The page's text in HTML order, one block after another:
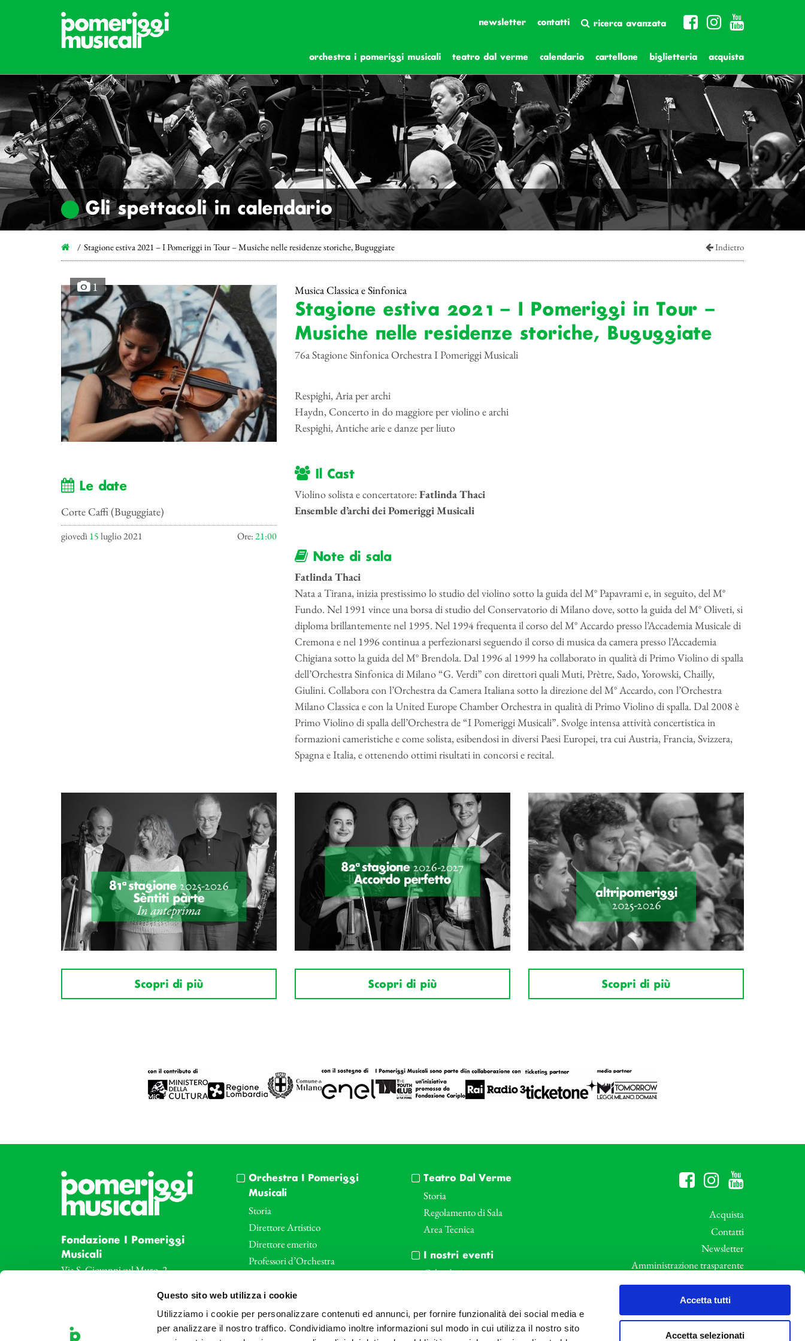
Questo sito web utilizza i cookie
Utilizziamo i cookie per personalizzare contenuti ed annunci, per fornire funzionalità dei social media e
per analizzare il nostro traffico. Condividiamo inoltre informazioni sul modo in cui utilizza il nostro sito
Accetta tutti
Accetta selezionati
newsletter contatti ricerca avanzata
orchestra i pomeriggi musicali teatro dal verme calendario cartellone biglietteria acquista
Gli spettacoli in calendario
Stagione estiva 2021 – I Pomeriggi in Tour – Musiche nelle residenze storiche, Buguggiate Indietro
1
Le date
Corte Caffi (Buguggiate)
giovedì15luglio 2021 Ore:21:00
Musica Classica e Sinfonica
Stagione estiva 2021 – I Pomeriggi in Tour –
Musiche nelle residenze storiche, Buguggiate
76a Stagione Sinfonica Orchestra I Pomeriggi Musicali
Respighi, Aria per archi
Haydn, Concerto in do maggiore per violino e archi
Respighi, Antiche arie e danze per liuto
Il Cast
Violino solista e concertatore:Fatlinda Thaci
Ensemble d’archi dei Pomeriggi Musicali
Note di sala
Fatlinda Thaci
Nata a Tirana, inizia prestissimo lo studio del violino sotto la guida del M° Papavrami e, in seguito, del M°
Fundo. Nel 1991 vince una borsa di studio del Conservatorio di Milano dove, sotto la guida del M° Oliveti, si
diploma brillantemente nel 1995. Nel 1994 frequenta il corso del M° Accardo presso l’Accademia Musicale di
Cremona e nel 1996 continua a perfezionarsi seguendo il corso di musica da camera presso l’Accademia
Chigiana sotto la guida del M° Brendola. Dal 1996 al 1999 ha collaborato in qualità di Primo Violino di spalla
dell’Orchestra Sinfonica di Milano “G. Verdi” con direttori quali Muti, Prètre, Sado, Yorowski, Chailly,
Giulini. Collabora con l’Orchestra da Camera Italiana sotto la direzione del M° Accardo, con l’Orchestra
Milano Classica e con la United Europe Chamber Orchestra in qualità di Primo Violino di spalla. Dal 2008 è
Primo Violino di spalla dell’Orchestra de “I Pomeriggi Musicali”. Svolge intensa attività concertistica in
formazioni cameristiche e come solista, esibendosi in diversi Paesi Europei, tra cui Austria, Francia, Svizzera,
Spagna e Italia, e ottenendo ottimi risultati in concorsi e recital.
Scopri di più Scopri di più Scopri di più
Fondazione I Pomeriggi
Musicali
Via S. Giovanni sul Muro, 2
Tel: +39 02 87905
Orchestra I Pomeriggi
Musicali
Storia
Direttore Artistico
Direttore emerito
Professori d’Orchestra
Le sale
Art Bonus
Teatro Dal Verme
Storia
Regolamento di Sala
Area Tecnica
I nostri eventi
Calendario
Biglietteria
Acquista
Contatti
Newsletter
Amministrazione trasparente
Whistleblowing
Privacy e Cookie Policy
Informative Privacy
Area riservata